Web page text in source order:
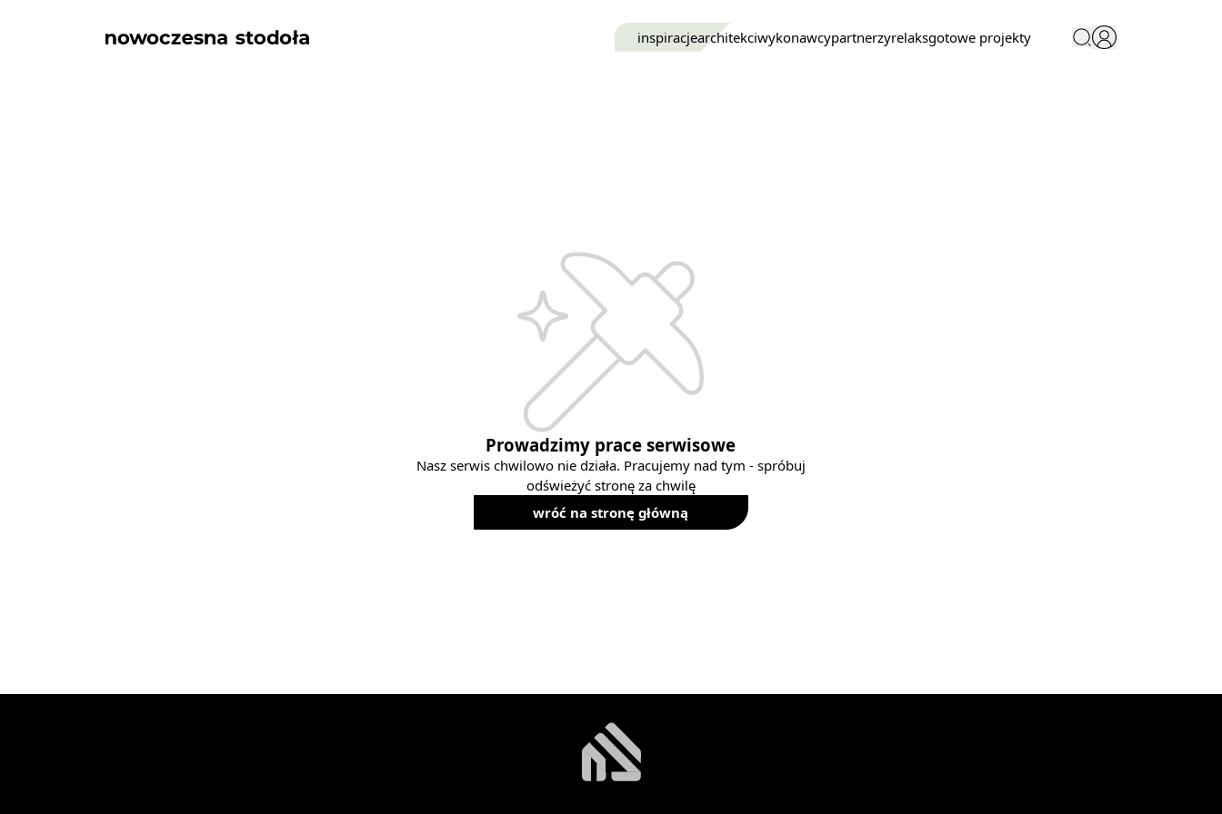
inspiracjearchitekciwykonawcypartnerzyrelaksgotowe projekty
Prowadzimy prace serwisowe
Nasz serwis chwilowo nie działa. Pracujemy nad tym - spróbuj
odświeżyć stronę za chwilę
wróć na stronę główną